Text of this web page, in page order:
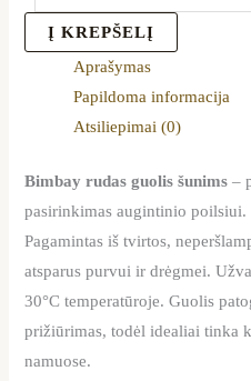
Į KREPŠELĮ
Aprašymas
Papildoma informacija
Atsiliepimai (0)
Bimbay rudas guolis šunims –
pasirinkimas augintinio poilsiui.
Pagamintas iš tvirtos,
atsparus purvui ir drėgmei.
30°C temperatūroje. Guolis
prižiūrimas, todėl idealiai tinka
namuose.